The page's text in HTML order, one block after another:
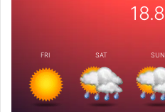
18.8
FRI SAT SUN